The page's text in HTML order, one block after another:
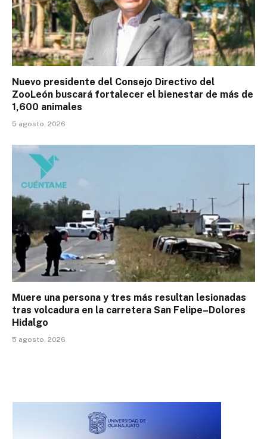
Nuevo presidente del Consejo Directivo del
ZooLeón buscará fortalecer el bienestar de más de
1,600 animales
5 agosto, 2026
Muere una persona y tres más resultan lesionadas
tras volcadura en la carretera San Felipe–Dolores
Hidalgo
5 agosto, 2026